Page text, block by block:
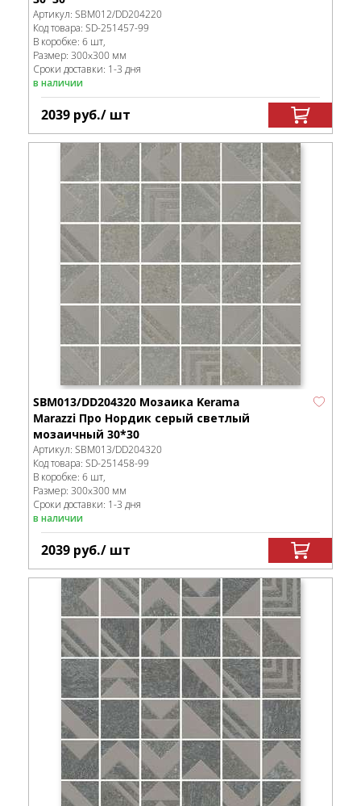
Артикул: SBM012/DD204220
Код товара: SD-251457-99
В коробке: 6 шт,
Размер: 300x300 мм
Сроки доставки: 1-3 дня
в наличии
2039 руб./ шт
SBM013/DD204320 Мозаика Kerama
Marazzi Про Нордик серый светлый
мозаичный 30*30
Артикул: SBM013/DD204320
Код товара: SD-251458-99
В коробке: 6 шт,
Размер: 300x300 мм
Сроки доставки: 1-3 дня
в наличии
2039 руб./ шт